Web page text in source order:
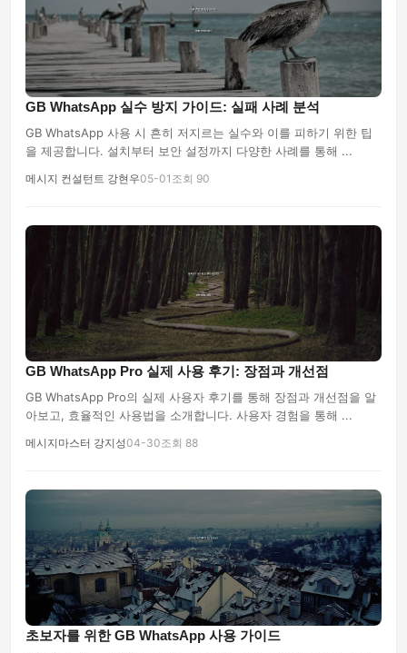
GB WhatsApp 실수 방지 가이드: 실패 사례 분석
GB WhatsApp 사용 시 흔히 저지르는 실수와 이를 피하기 위한 팁
을 제공합니다. 설치부터 보안 설정까지 다양한 사례를 통해 ...
메시지 컨설턴트 강현우05-01 조회 90
GB WhatsApp Pro 실제 사용 후기: 장점과 개선점
GB WhatsApp Pro의 실제 사용자 후기를 통해 장점과 개선점을 알
아보고, 효율적인 사용법을 소개합니다. 사용자 경험을 통해 ...
메시지마스터 강지성04-30조회 88
초보자를 위한 GB WhatsApp 사용 가이드